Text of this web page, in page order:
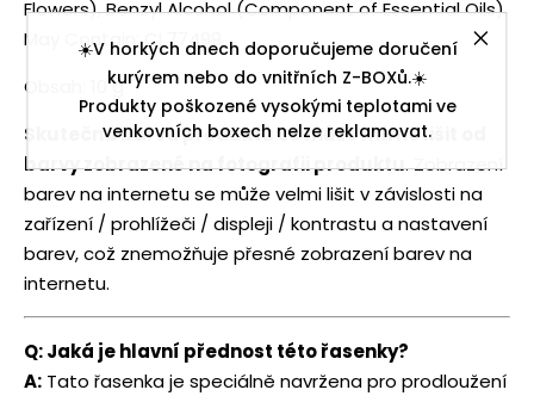
☀️V horkých dnech doporučujeme doručení
kurýrem nebo do vnitřních Z-BOXů.☀️
Produkty poškozené vysokými teplotami ve
venkovních boxech nelze reklamovat.
Flowers), Benzyl Alcohol (Component of Essential Oils).
May Contain: CI 77499
Obsah: 10 g
Skutečná barva produktu se může mírně lišit od
barvy zobrazené na fotografii produktu. Zobrazení
barev na internetu se může velmi lišit v závislosti na
zařízení / prohlížeči / displeji / kontrastu a nastavení
barev, což znemožňuje přesné zobrazení barev na
internetu.
Q: Jaká je hlavní přednost této řasenky?
A: Tato řasenka je speciálně navržena pro prodloužení